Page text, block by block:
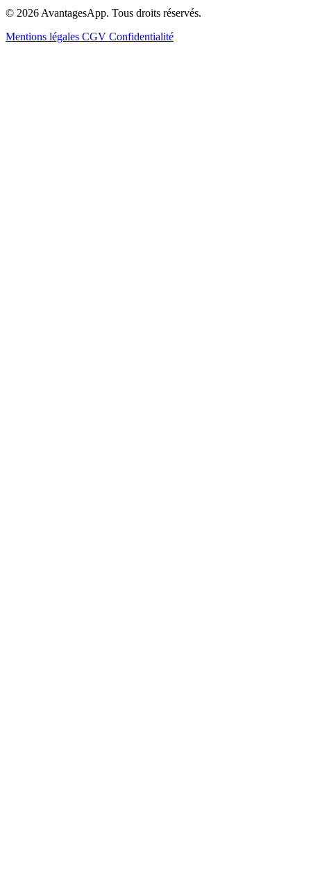
© 2026 AvantagesApp. Tous droits réservés.
Mentions légales CGV Confidentialité